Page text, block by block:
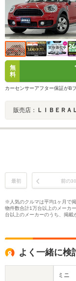
無
料
カーセンサーアフター保証がB
販売店： ＬＩＢＥＲＡ
最初 前の
※人気のクルマは平均1ヶ月で
物件数合計1万台以上のメーカ
台以上のメーカーのうち、掲
よく一緒に検
ミニ